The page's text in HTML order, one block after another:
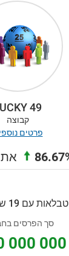
49
קבוצה
פרטים
את
טבלאות עם 19 שותפים
סך הפרסים
000 000